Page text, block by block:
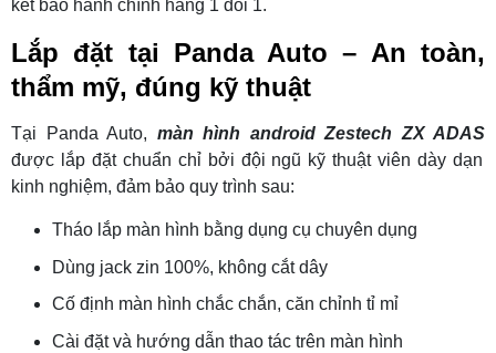
kết bảo hành chính hãng 1 đổi 1.
Lắp đặt tại Panda Auto – An toàn,
thẩm mỹ, đúng kỹ thuật
Tại Panda Auto, màn hình android Zestech ZX ADAS
được lắp đặt chuẩn chỉ bởi đội ngũ kỹ thuật viên dày dạn
kinh nghiệm, đảm bảo quy trình sau:
Tháo lắp màn hình bằng dụng cụ chuyên dụng
Dùng jack zin 100%, không cắt dây
Cố định màn hình chắc chắn, căn chỉnh tỉ mỉ
Cài đặt và hướng dẫn thao tác trên màn hình